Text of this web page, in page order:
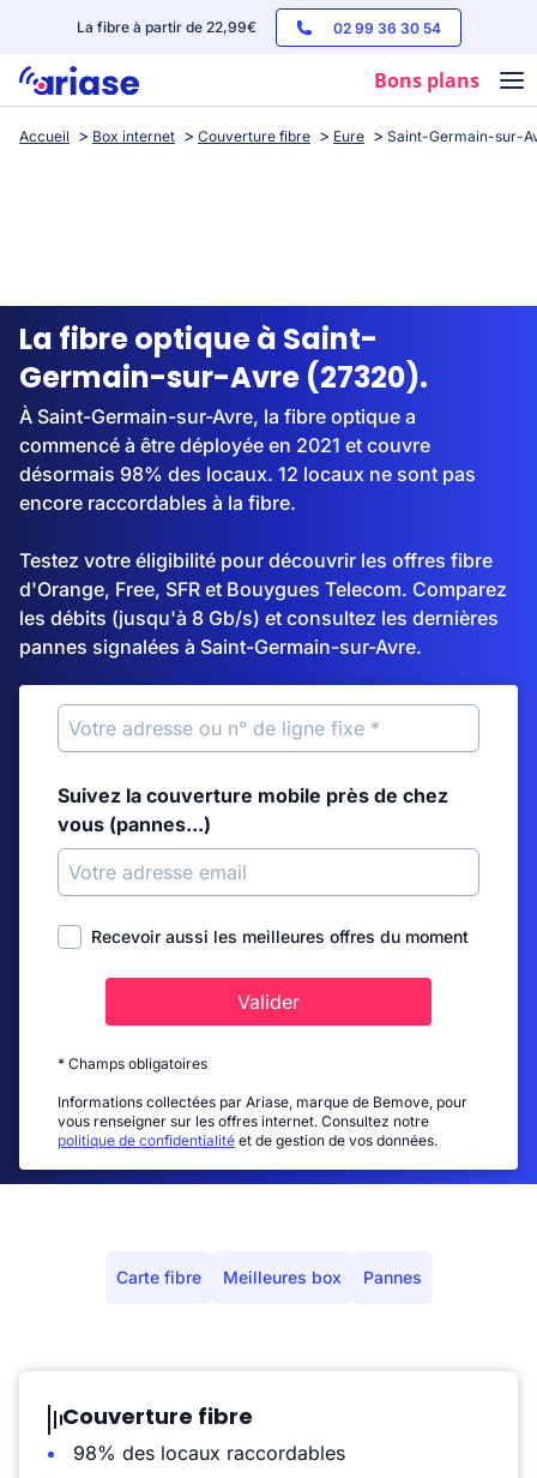
La fibre à partir de 22,99€ 02 99 36 30 54
Bons plans
Box internet
Streaming
Accueil Box internet Couverture fibre Eure Saint-Germain-sur-
La fibre optique à Saint-
Germain-sur-Avre (27320).
À Saint-Germain-sur-Avre, la fibre optique a
commencé à être déployée en 2021 et couvre
désormais 98% des locaux. 12 locaux ne sont pas
encore raccordables à la fibre.
Testez votre éligibilité pour découvrir les offres fibre
d'Orange, Free, SFR et Bouygues Telecom. Comparez
les débits (jusqu'à 8 Gb/s) et consultez les dernières
pannes signalées à Saint-Germain-sur-Avre.
Suivez la couverture mobile près de chez
vous (pannes...)
Recevoir aussi les meilleures offres du moment
Valider
* Champs obligatoires
Informations collectées par Ariase, marque de Bemove, pour
vous renseigner sur les offres internet. Consultez notre
politique de confidentialité et de gestion de vos données.
Carte fibre Meilleures box Pannes
Couverture fibre
98% des locaux raccordables